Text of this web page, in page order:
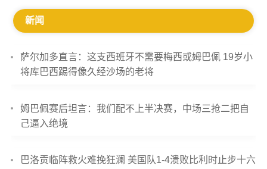
新闻
萨尔加多直言：这支西班牙不需要梅西或姆巴佩 19岁小
将库巴西踢得像久经沙场的老将
姆巴佩赛后坦言：我们配不上半决赛，中场三抢二把自
己逼入绝境
巴洛贡临阵救火难挽狂澜 美国队1-4溃败比利时止步十六